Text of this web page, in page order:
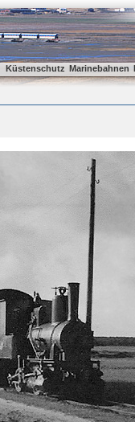
Küstenschutz Marinebahnen